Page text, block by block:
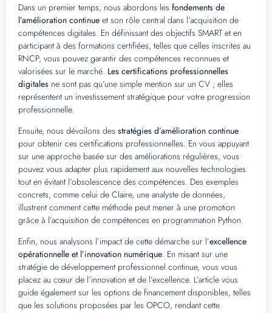
Dans un premier temps, nous abordons les fondements de
l’amélioration continue et son rôle central dans l’acquisition de
compétences digitales. En définissant des objectifs SMART et en
participant à des formations certifiées, telles que celles inscrites au
RNCP, vous pouvez garantir des compétences reconnues et
valorisées sur le marché. Les certifications professionnelles
digitales ne sont pas qu’une simple mention sur un CV ; elles
représentent un investissement stratégique pour votre progression
professionnelle.
Ensuite, nous dévoilons des stratégies d’amélioration continue
pour obtenir ces certifications professionnelles. En vous appuyant
sur une approche basée sur des améliorations régulières, vous
pouvez vous adapter plus rapidement aux nouvelles technologies
tout en évitant l’obsolescence des compétences. Des exemples
concrets, comme celui de Claire, une analyste de données,
illustrent comment cette méthode peut mener à une promotion
grâce à l’acquisition de compétences en programmation Python.
Enfin, nous analysons l’impact de cette démarche sur l’excellence
opérationnelle et l’innovation numérique. En misant sur une
stratégie de développement professionnel continue, vous vous
placez au cœur de l’innovation et de l’excellence. L’article vous
guide également sur les options de financement disponibles, telles
que les solutions proposées par les OPCO, rendant cette